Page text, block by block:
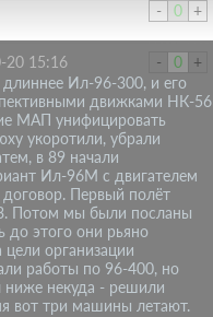
-
0 +
-
0 +
20 15:16
Ил-96-300, и его
движками НК-56
МАП унифицировать
укоротили, убрали
в 89 начали
Ил-96М с двигателем
Первый полёт
Потом мы были посланы
до этого они рьяно
организации
работы по 96-400, но
ниже некуда - решили
вот три машины летают.